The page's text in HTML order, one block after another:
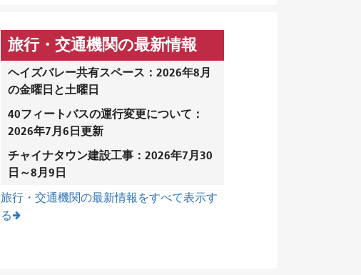
旅行・交通機関の最新情報
ヘイズバレー共有スペース：2026年8月
の金曜日と土曜日
40フィートバスの運行変更について：
2026年7月6日更新
チャイナタウン建設工事：2026年7月30
日～8月9日
旅行・交通機関の最新情報をすべて表示す
る